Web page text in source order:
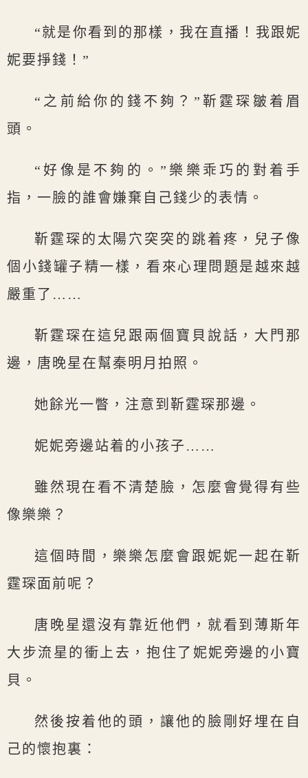
“就是你看到的那樣，我在直播！我跟妮
妮要掙錢！”
“之前給你的錢不夠？”靳霆琛皺着眉
頭。
“好像是不夠的。”樂樂乖巧的對着手
指，一臉的誰會嫌棄自己錢少的表情。
靳霆琛的太陽穴突突的跳着疼，兒子像
個小錢罐子精一樣，看來心理問題是越來越
嚴重了……
靳霆琛在這兒跟兩個寶貝說話，大門那
邊，唐晚星在幫秦明月拍照。
她餘光一瞥，注意到靳霆琛那邊。
妮妮旁邊站着的小孩子……
雖然現在看不清楚臉，怎麼會覺得有些
像樂樂？
這個時間，樂樂怎麼會跟妮妮一起在靳
霆琛面前呢？
唐晚星還沒有靠近他們，就看到薄斯年
大步流星的衝上去，抱住了妮妮旁邊的小寶
貝。
然後按着他的頭，讓他的臉剛好埋在自
己的懷抱裏：